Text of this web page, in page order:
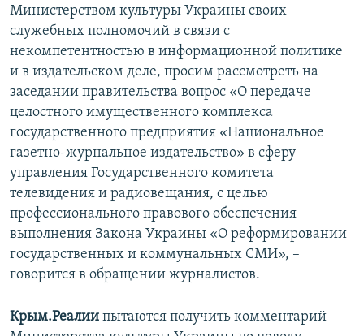
Министерством культуры Украины своих
служебных полномочий в связи с
некомпетентностью в информационной политике
и в издательском деле, просим рассмотреть на
заседании правительства вопрос «О передаче
целостного имущественного комплекса
государственного предприятия «Национальное
газетно-журнальное издательство» в сферу
управления Государственного комитета
телевидения и радиовещания, с целью
профессионального правового обеспечения
выполнения Закона Украины «О реформировании
государственных и коммунальных СМИ», –
говорится в обращении журналистов.
Крым.Реалии пытаются получить комментарий